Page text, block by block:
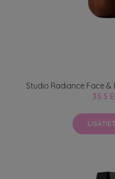
Studio Radiance Face
35.5